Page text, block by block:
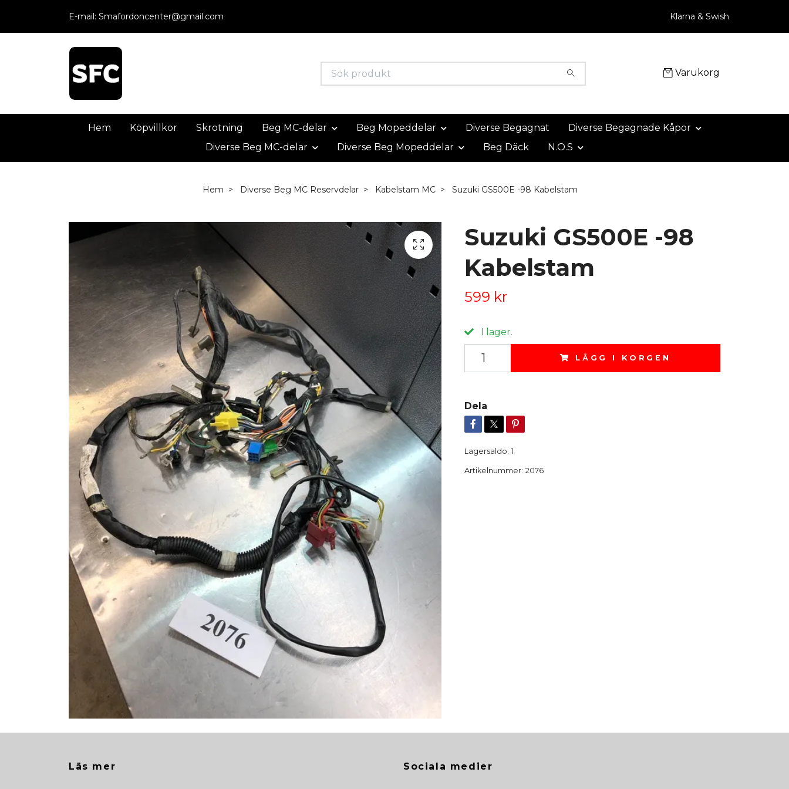
E-mail: Smafordoncenter@gmail.com Klarna & Swish
Varukorg
Hem Köpvillkor Skrotning Beg MC-delar Beg Mopeddelar Diverse Begagnat
Diverse Begagnade Kåpor
Diverse Beg MC-delar
Diverse Beg Mopeddelar Beg Däck N.O.S
Hem Diverse Beg MC Reservdelar Kabelstam MC Suzuki GS500E -98 Kabelstam
Suzuki GS500E -98
Kabelstam
599 kr
I lager.
LÄGG I KORGEN
Dela
Lagersaldo: 1
Artikelnummer: 2076
Läs mer Sociala medier